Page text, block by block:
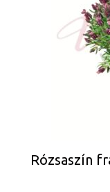
Rózsaszín